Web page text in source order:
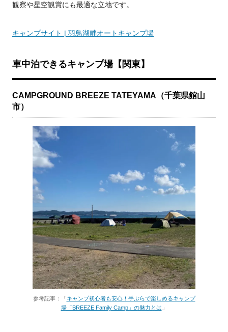
観察や星空観賞にも最適な立地です。
キャンプサイト | 羽鳥湖畔オートキャンプ場
車中泊できるキャンプ場【関東】
CAMPGROUND BREEZE TATEYAMA（千葉県館山
市）
参考記事：「 キャンプ初心者も安心！手ぶらで楽しめるキャンプ
場「BREEZE Family Camp」の魅力とは 」